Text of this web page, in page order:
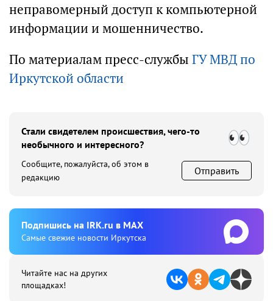
неправомерный доступ к компьютерной
информации и мошенничество.
По материалам пресс-службы ГУ МВД по
Иркутской области
Стали свидетелем происшествия, чего-то
необычного и интересного?
Сообщите, пожалуйста, об этом в
редакцию
Отправить
Подпишиcь на IRK.ru в MAX
Cамые свежие новости Иркутска
Читайте нас на других
площадках!